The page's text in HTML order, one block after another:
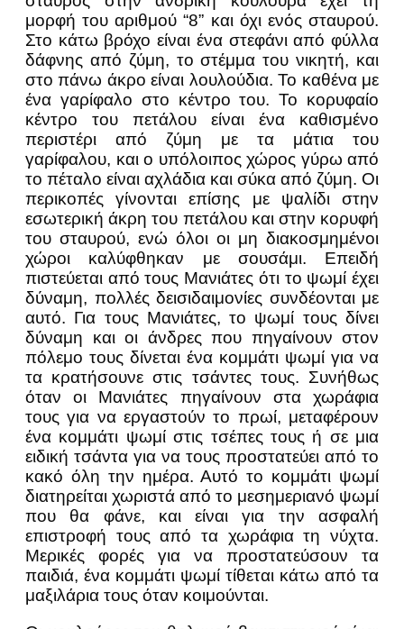
μορφή του αριθμού “8” και όχι ενός σταυρού.
Στο κάτω βρόχο είναι ένα στεφάνι από φύλλα
δάφνης από ζύμη, το στέμμα του νικητή, και
στο πάνω άκρο είναι λουλούδια. Το καθένα με
ένα γαρίφαλο στο κέντρο του. Το κορυφαίο
κέντρο του πετάλου είναι ένα καθισμένο
περιστέρι από ζύμη με τα μάτια του
γαρίφαλου, και ο υπόλοιπος χώρος γύρω από
το πέταλο είναι αχλάδια και σύκα από ζύμη. Οι
περικοπές γίνονται επίσης με ψαλίδι στην
εσωτερική άκρη του πετάλου και στην κορυφή
του σταυρού, ενώ όλοι οι μη διακοσμημένοι
χώροι καλύφθηκαν με σουσάμι. Επειδή
πιστεύεται από τους Μανιάτες ότι το ψωμί έχει
δύναμη, πολλές δεισιδαιμονίες συνδέονται με
αυτό. Για τους Μανιάτες, το ψωμί τους δίνει
δύναμη και οι άνδρες που πηγαίνουν στον
πόλεμο τους δίνεται ένα κομμάτι ψωμί για να
τα κρατήσουνε στις τσάντες τους. Συνήθως
όταν οι Μανιάτες πηγαίνουν στα χωράφια
τους για να εργαστούν το πρωί, μεταφέρουν
ένα κομμάτι ψωμί στις τσέπες τους ή σε μια
ειδική τσάντα για να τους προστατεύει από το
κακό όλη την ημέρα. Αυτό το κομμάτι ψωμί
διατηρείται χωριστά από το μεσημεριανό ψωμί
που θα φάνε, και είναι για την ασφαλή
επιστροφή τους από τα χωράφια τη νύχτα.
Μερικές φορές για να προστατεύσουν τα
παιδιά, ένα κομμάτι ψωμί τίθεται κάτω από τα
μαξιλάρια τους όταν κοιμούνται.